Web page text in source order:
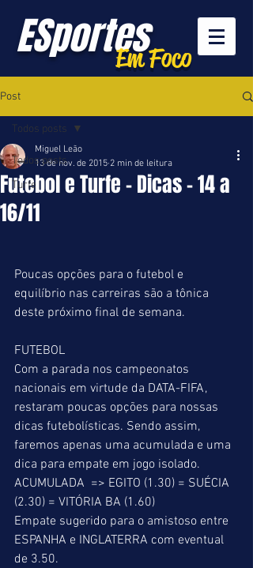
ESportesEm Foco
Post
Todos posts
Turfe
Todos posts
Futebol e Turfe - Dicas - 14 a
16/11
Miguel Leão
13 de nov. de 2015 2 min de leitura
Poucas opções para o futebol e
equilíbrio nas carreiras são a tônica
deste próximo final de semana.
FUTEBOL
Com a parada nos campeonatos
nacionais em virtude da DATA-FIFA,
restaram poucas opções para nossas
dicas futebolísticas. Sendo assim,
faremos apenas uma acumulada e uma
dica para empate em jogo isolado.
ACUMULADA  => EGITO (1.30) = SUÉCIA
(2.30) = VITÓRIA BA (1.60)
Empate sugerido para o amistoso entre
ESPANHA e INGLATERRA com eventual
de 3.50.